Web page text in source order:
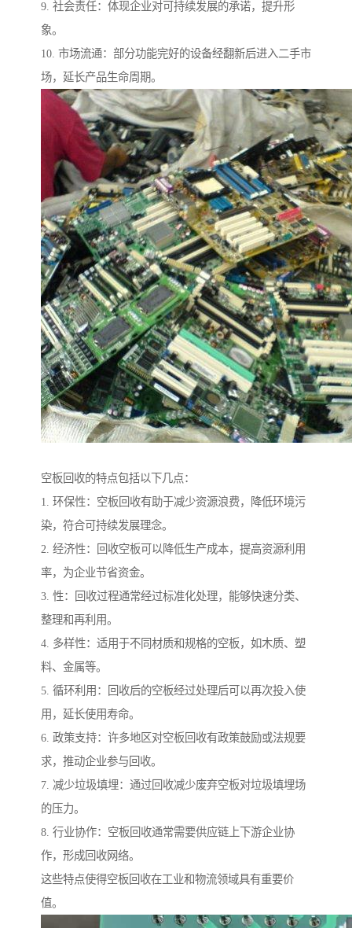
9. 社会责任：体现企业对可持续发展的承诺，提升形
象。
10. 市场流通：部分功能完好的设备经翻新后进入二手市
场，延长产品生命周期。
空板回收的特点包括以下几点：
1. 环保性：空板回收有助于减少资源浪费，降低环境污
染，符合可持续发展理念。
2. 经济性：回收空板可以降低生产成本，提高资源利用
率，为企业节省资金。
3. 性：回收过程通常经过标准化处理，能够快速分类、
整理和再利用。
4. 多样性：适用于不同材质和规格的空板，如木质、塑
料、金属等。
5. 循环利用：回收后的空板经过处理后可以再次投入使
用，延长使用寿命。
6. 政策支持：许多地区对空板回收有政策鼓励或法规要
求，推动企业参与回收。
7. 减少垃圾填埋：通过回收减少废弃空板对垃圾填埋场
的压力。
8. 行业协作：空板回收通常需要供应链上下游企业协
作，形成回收网络。
这些特点使得空板回收在工业和物流领域具有重要价
值。